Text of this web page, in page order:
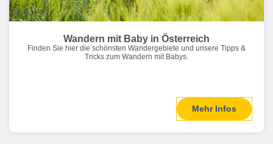
Wandern mit Baby in Österreich
Finden Sie hier die schönsten Wandergebiete und unsere Tipps &
Tricks zum Wandern mit Babys.
Mehr Infos